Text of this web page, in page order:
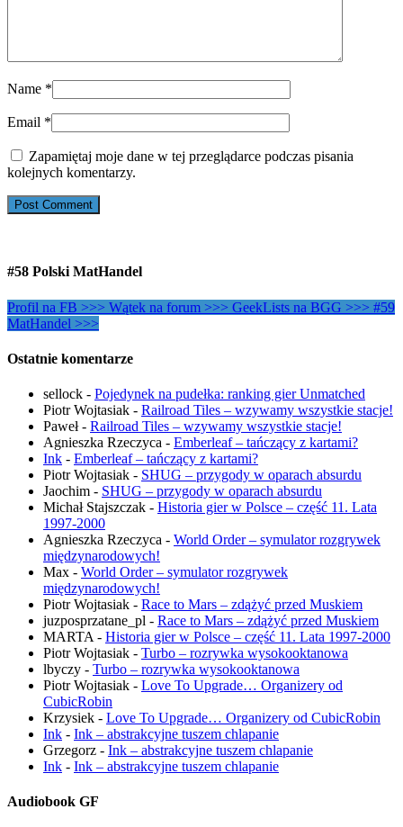
Name *
Email *
Zapamiętaj moje dane w tej przeglądarce podczas pisania
kolejnych komentarzy.
#58 Polski MatHandel
Profil na FB >>> Wątek na forum >>> GeekLists na BGG >>> #59
MatHandel >>>
Ostatnie komentarze
sellock - Pojedynek na pudełka: ranking gier Unmatched
Piotr Wojtasiak - Railroad Tiles – wzywamy wszystkie stacje!
Paweł- Railroad Tiles – wzywamy wszystkie stacje!
Agnieszka Rzeczyca - Emberleaf – tańczący z kartami?
Ink - Emberleaf – tańczący z kartami?
Piotr Wojtasiak - SHUG – przygody w oparach absurdu
Jaochim - SHUG – przygody w oparach absurdu
Michał Stajszczak - Historia gier w Polsce – część 11. Lata
1997-2000
Agnieszka Rzeczyca - World Order – symulator rozgrywek
międzynarodowych!
Max - World Order – symulator rozgrywek
międzynarodowych!
Piotr Wojtasiak - Race to Mars – zdążyć przed Muskiem
juzposprzatane_pl - Race to Mars – zdążyć przed Muskiem
MARTA - Historia gier w Polsce – część 11. Lata 1997-2000
Piotr Wojtasiak - Turbo – rozrywka wysokooktanowa
lbyczy - Turbo – rozrywka wysokooktanowa
Piotr Wojtasiak - Love To Upgrade… Organizery od
CubicRobin
Krzysiek - Love To Upgrade… Organizery od CubicRobin
Ink - Ink – abstrakcyjne tuszem chlapanie
Grzegorz - Ink – abstrakcyjne tuszem chlapanie
Ink - Ink – abstrakcyjne tuszem chlapanie
Audiobook GF